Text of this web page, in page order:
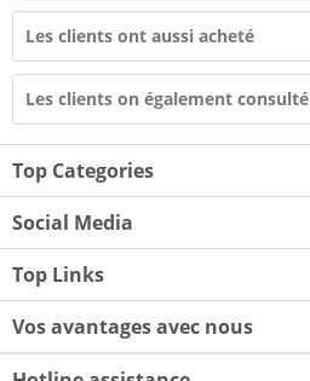
Les clients ont aussi acheté
Les clients on également consulté
Top Categories
Social Media
Top Links
Vos avantages avec nous